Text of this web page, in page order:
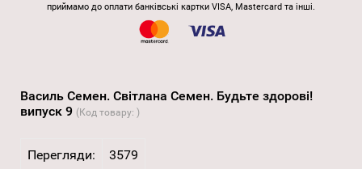
приймамо до оплати банківські картки VISA, Mastercard та інші.
Василь Семен. Світлана Семен. Будьте здорові!
випуск 9 (Код товару: )
Перегляди: 3579